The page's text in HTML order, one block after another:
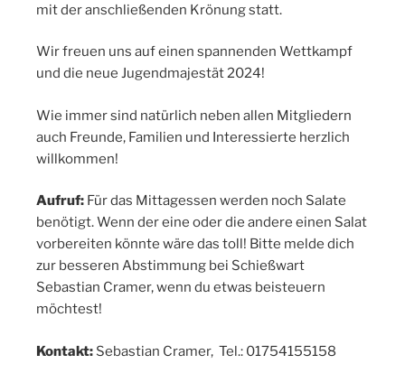
mit der anschließenden Krönung statt.
Wir freuen uns auf einen spannenden Wettkampf
und die neue Jugendmajestät 2024!
Wie immer sind natürlich neben allen Mitgliedern
auch Freunde, Familien und Interessierte herzlich
willkommen!
Aufruf: Für das Mittagessen werden noch Salate
benötigt. Wenn der eine oder die andere einen Salat
vorbereiten könnte wäre das toll! Bitte melde dich
zur besseren Abstimmung bei Schießwart
Sebastian Cramer, wenn du etwas beisteuern
möchtest!
Kontakt: Sebastian Cramer, Tel.: 01754155158